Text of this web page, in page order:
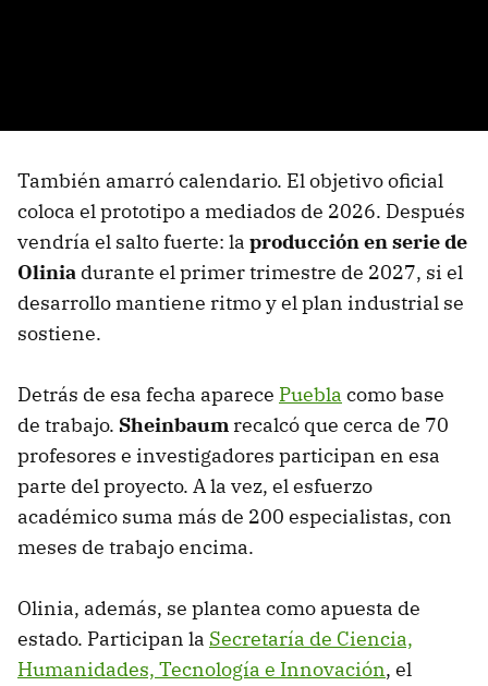
También amarró calendario. El objetivo oficial
coloca el prototipo a mediados de 2026. Después
vendría el salto fuerte: la producción en serie de
Olinia durante el primer trimestre de 2027, si el
desarrollo mantiene ritmo y el plan industrial se
sostiene.
Detrás de esa fecha aparece Puebla como base
de trabajo. Sheinbaum recalcó que cerca de 70
profesores e investigadores participan en esa
parte del proyecto. A la vez, el esfuerzo
académico suma más de 200 especialistas, con
meses de trabajo encima.
Olinia, además, se plantea como apuesta de
estado. Participan la Secretaría de Ciencia,
Humanidades, Tecnología e Innovación, el